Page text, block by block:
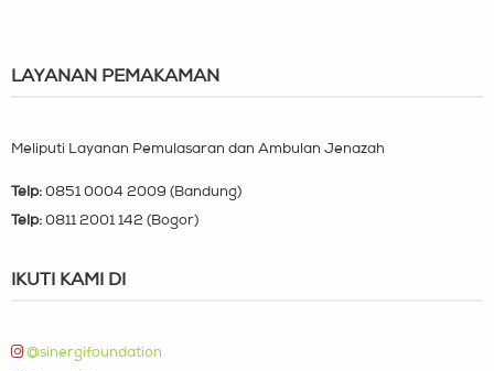
LAYANAN PEMAKAMAN
Meliputi Layanan Pemulasaran dan Ambulan Jenazah
Telp: 0851 0004 2009 (Bandung)
Telp: 0811 2001 142 (Bogor)
IKUTI KAMI DI
@sinergifoundation